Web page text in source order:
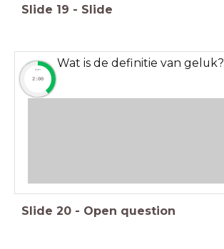
Slide 19 - Slide
Wat is de definitie van geluk?
timer
2:00
Slide 20 - Open question